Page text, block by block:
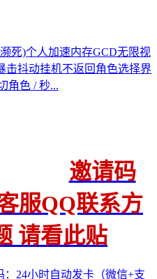
死)个人加速内存GCD无限视
击抖动挂机不返回角色选择界
角色 / 秒...
邀请码
服QQ联系方
请看此贴
：24小时自动发卡（微信+支